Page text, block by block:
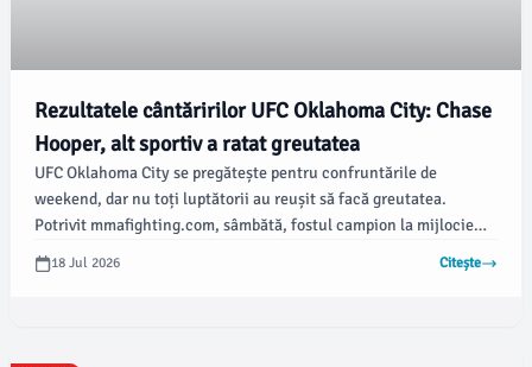
Rezultatele cântăririlor UFC Oklahoma City: Chase
Hooper, alt sportiv a ratat greutatea
UFC Oklahoma City se pregătește pentru confruntările de
weekend, dar nu toți luptătorii au reușit să facă greutatea.
Potrivit mmafighting.com, sâmbătă, fostul campion la mijlocie
Dricus du Plessis revine în ring pentru prima dată de la pierderea
titlului, confruntându-se cu fostul campion la welter Kamaru
18 Jul 2026 Citește